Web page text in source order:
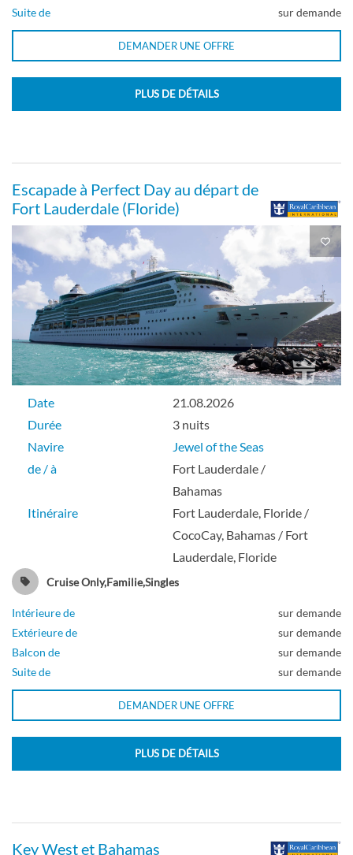
Cabine avec balcon et vue sur océan-[3D]
Cabine avec vue sur mer-[3N]
Pont 03
Extérieure
Cabine à balcon spécieux avec vue sur
mer-[4B]
Pont 09
Balcon
Cabine avec balcon et vue sur mer-[4D]
Balcon
Suite de
sur demande
DEMANDER UNE OFFRE
PLUS DE DÉTAILS
Escapade à Perfect Day au départ de
Fort Lauderdale (Floride)
Date
21.08.2026
Durée
3 nuits
Navire
Jewel of the Seas
de / à
Fort Lauderdale /
Bahamas
Itinéraire
Fort Lauderdale, Floride /
CocoCay, Bahamas / Fort
Lauderdale, Floride
Cruise Only,Familie,Singles
Intérieure de
sur demande
Extérieure de
sur demande
Balcon de
sur demande
Suite de
sur demande
DEMANDER UNE OFFRE
PLUS DE DÉTAILS
Key West et Bahamas